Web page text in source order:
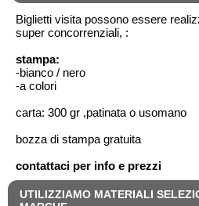
Biglietti visita possono essere
super concorrenziali, :
stampa:
-bianco / nero
-a colori
carta: 300 gr ,patinata o usomano
bozza di stampa gratuita
contattaci per info e prezzi
UTILIZZIAMO MATERIALI